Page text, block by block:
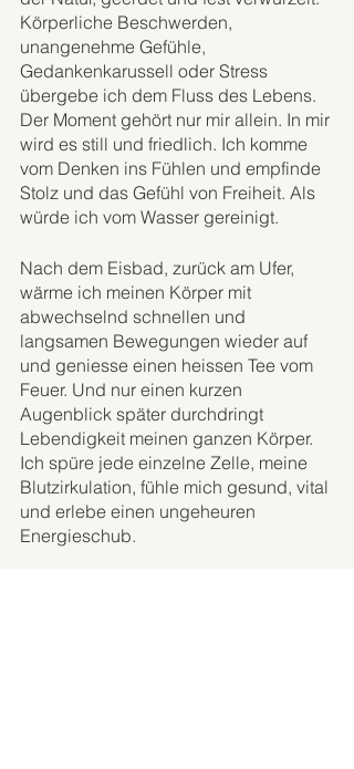
Körperliche Beschwerden,
unangenehme Gefühle,
Gedankenkarussell oder Stress
übergebe ich dem Fluss des Lebens.
Der Moment gehört nur mir allein. In mir
wird es still und friedlich. Ich komme
vom Denken ins Fühlen und empfinde
Stolz und das Gefühl von Freiheit. Als
würde ich vom Wasser gereinigt.
Nach dem Eisbad, zurück am Ufer,
wärme ich meinen Körper mit
abwechselnd schnellen und
langsamen Bewegungen wieder auf
und geniesse einen heissen Tee vom
Feuer. Und nur einen kurzen
Augenblick später durchdringt
Lebendigkeit meinen ganzen Körper.
Ich spüre jede einzelne Zelle, meine
Blutzirkulation, fühle mich gesund, vital
und erlebe einen ungeheuren
Energieschub.